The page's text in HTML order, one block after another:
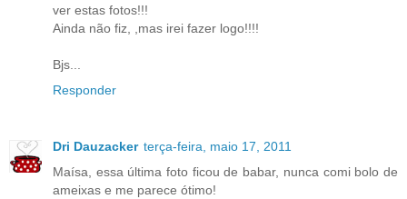
ver estas fotos!!!
Ainda não fiz, ,mas irei fazer logo!!!!
Bjs...
Responder
Dri Dauzacker terça-feira, maio 17, 2011
Maísa, essa última foto ficou de babar, nunca comi bolo de
ameixas e me parece ótimo!